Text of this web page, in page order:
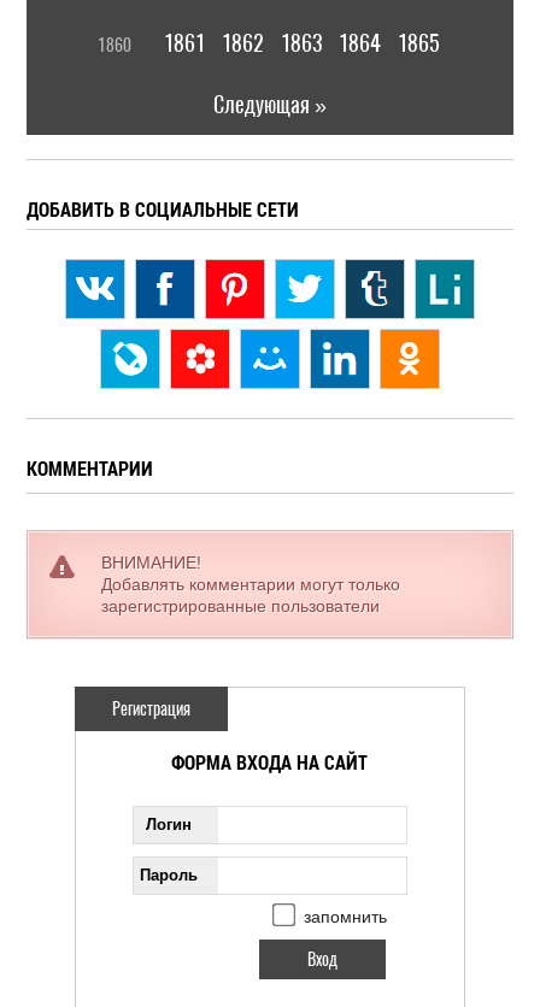
1860 1861 1862 1863 1864 1865
Следующая »
ДОБАВИТЬ В СОЦИАЛЬНЫЕ СЕТИ
КОММЕНТАРИИ
ВНИМАНИЕ!
Добавлять комментарии могут только
зарегистрированные пользователи
Регистрация
ФОРМА ВХОДА НА САЙТ
Логин
Пароль
запомнить